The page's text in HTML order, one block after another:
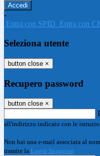
-
Entra con SPID Entra con
Seleziona utente
button close ×
Recupero password
button close ×
all'indirizzo indicato con le
Non hai una e-mail associata al
tramite la Login Spaggiari